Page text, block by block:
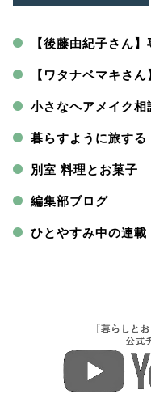
【後藤由紀子さん
【ワタナベマキさ
小さなヘアメイク相
暮らすように旅す
別室 料理とお菓子
編集部ブログ
ひとやすみ中の連載